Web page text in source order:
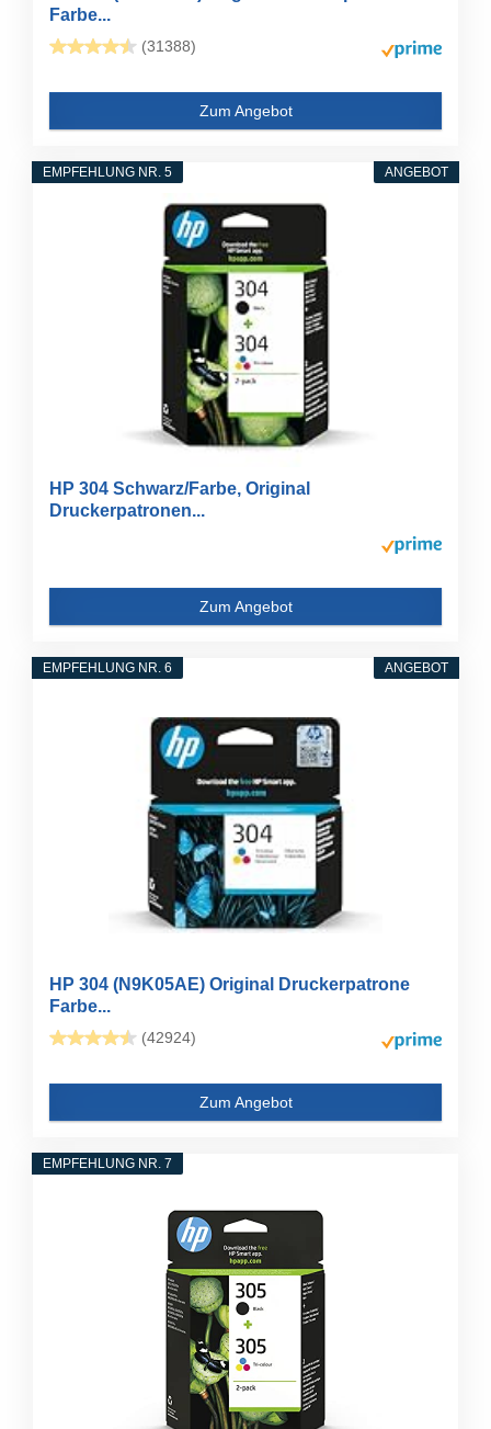
Farbe...
(31388)
Zum Angebot
ANGEBOT
EMPFEHLUNG NR. 5
HP 304 Schwarz/Farbe, Original
Druckerpatronen...
Zum Angebot
ANGEBOT
EMPFEHLUNG NR. 6
HP 304 (N9K05AE) Original Druckerpatrone
Farbe...
(42924)
Zum Angebot
EMPFEHLUNG NR. 7